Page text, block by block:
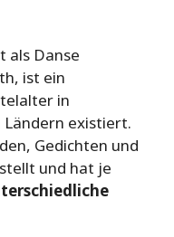
als Danse
ist ein
in
Ländern existiert.
Gedichten und
und hat je